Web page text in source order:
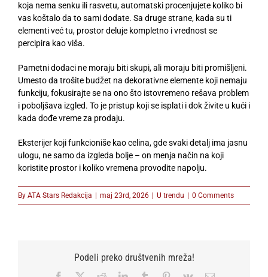
koja nema senku ili rasvetu, automatski procenjujete koliko bi
vas koštalo da to sami dodate. Sa druge strane, kada su ti
elementi već tu, prostor deluje kompletno i vrednost se
percipira kao viša.
Pametni dodaci ne moraju biti skupi, ali moraju biti promišljeni.
Umesto da trošite budžet na dekorativne elemente koji nemaju
funkciju, fokusirajte se na ono što istovremeno rešava problem
i poboljšava izgled. To je pristup koji se isplati i dok živite u kući i
kada dođe vreme za prodaju.
Eksterijer koji funkcioniše kao celina, gde svaki detalj ima jasnu
ulogu, ne samo da izgleda bolje – on menja način na koji
koristite prostor i koliko vremena provodite napolju.
By ATA Stars Redakcija maj 23rd, 2026 U trendu 0 Comments
Podeli preko društvenih mreža!